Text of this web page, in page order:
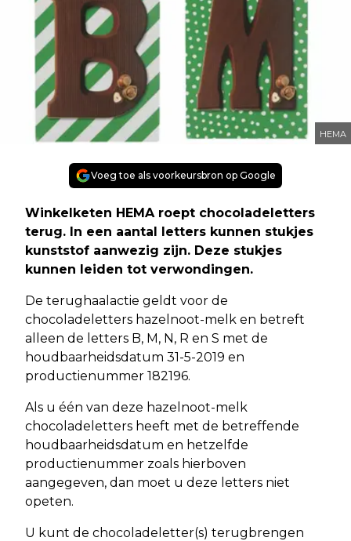
HEMA
Voeg toe als voorkeursbron op Google
Winkelketen HEMA roept chocoladeletters
terug. In een aantal letters kunnen stukjes
kunststof aanwezig zijn. Deze stukjes
kunnen leiden tot verwondingen.
De terughaalactie geldt voor de
chocoladeletters hazelnoot-melk en betreft
alleen de letters B, M, N, R en S met de
houdbaarheidsdatum 31-5-2019 en
productienummer 182196.
Als u één van deze hazelnoot-melk
chocoladeletters heeft met de betreffende
houdbaarheidsdatum en hetzelfde
productienummer zoals hierboven
aangegeven, dan moet u deze letters niet
opeten.
U kunt de chocoladeletter(s) terugbrengen